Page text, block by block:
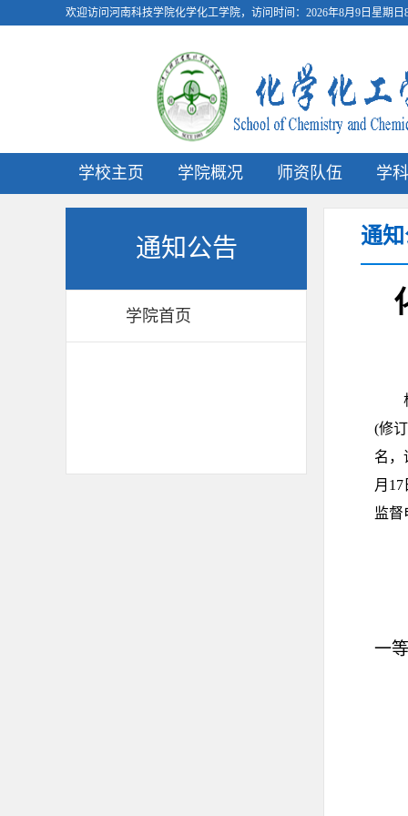
欢迎访问河南科技学院化学化工学院，访问时间： 2026年8月9日星期日
学校主页 学院概况 师资队伍 学
通知公告
学院首页
通
(修订
名，
月 17
监督
一